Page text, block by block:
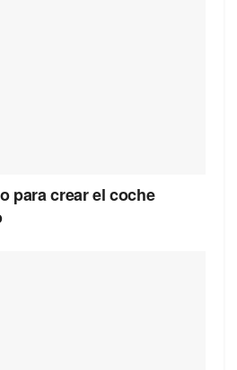
para crear el coche